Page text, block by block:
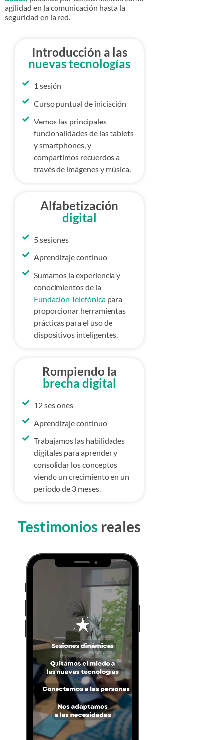
agilidad en la comunicación hasta la
seguridad en la red.
Introducción a las
nuevas tecnologías
1 sesión
Curso puntual de iniciación
Vemos las principales
funcionalidades de las tablets
y smartphones, y
compartimos recuerdos a
través de imágenes y música.
Alfabetización
digital
5 sesiones
Aprendizaje continuo
Sumamos la experiencia y
conocimientos de la
Fundación Telefónicapara
proporcionar herramientas
prácticas para el uso de
dispositivos inteligentes.
Rompiendo la
brecha digital
12 sesiones
Aprendizaje continuo
Trabajamos las habilidades
digitales para aprender y
consolidar los conceptos
viendo un crecimiento en un
periodo de 3 meses.
Testimonios reales